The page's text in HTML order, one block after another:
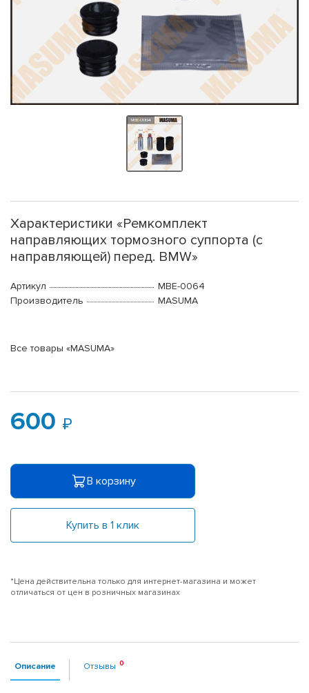
Характеристики «Ремкомплект
направляющих тормозного суппорта (с
направляющей) перед. BMW»
Артикул
MBE-0064
Производитель
MASUMA
Все товары «MASUMA»
600
В корзину
Купить в 1 клик
*Цена действительна только для интернет-магазина и может
отличаться от цен в розничных магазинах
Описание Отзывы